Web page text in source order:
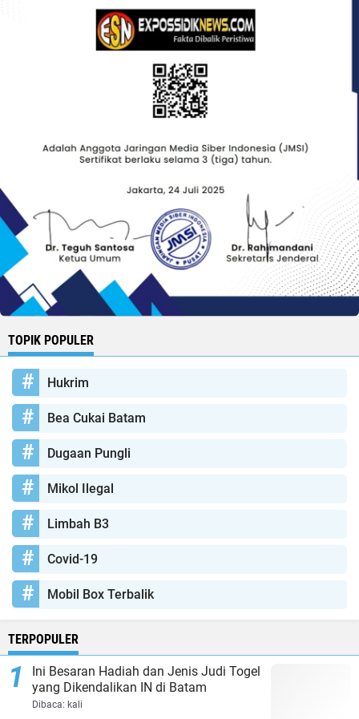
TOPIK POPULER
Hukrim
Bea Cukai Batam
Dugaan Pungli
Mikol Ilegal
Limbah B3
Covid-19
Mobil Box Terbalik
TERPOPULER
Ini Besaran Hadiah dan Jenis Judi Togel
yang Dikendalikan IN di Batam
Dibaca: kali